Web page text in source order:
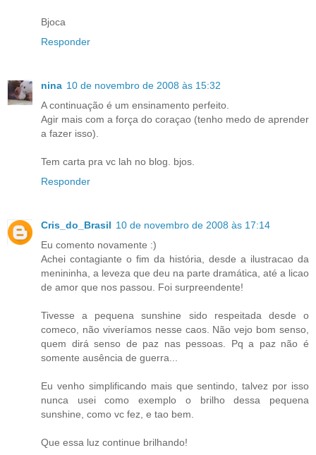
Bjoca
Responder
nina 10 de novembro de 2008 às 15:32
A continuação é um ensinamento perfeito.
Agir mais com a força do coraçao (tenho medo de aprender
a fazer isso).
Tem carta pra vc lah no blog. bjos.
Responder
Cris_do_Brasil 10 de novembro de 2008 às 17:14
Eu comento novamente :)
Achei contagiante o fim da história, desde a ilustracao da
menininha, a leveza que deu na parte dramática, até a licao
de amor que nos passou. Foi surpreendente!
Tivesse a pequena sunshine sido respeitada desde o
comeco, não viveríamos nesse caos. Não vejo bom senso,
quem dirá senso de paz nas pessoas. Pq a paz não é
somente ausência de guerra...
Eu venho simplificando mais que sentindo, talvez por isso
nunca usei como exemplo o brilho dessa pequena
sunshine, como vc fez, e tao bem.
Que essa luz continue brilhando!